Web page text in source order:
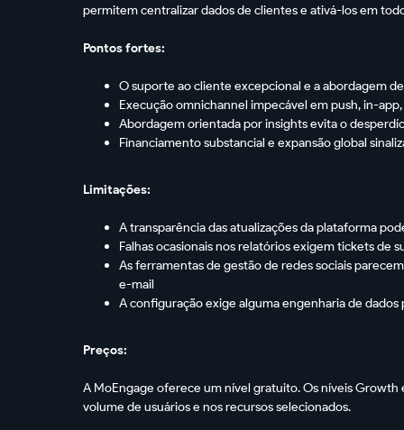
permitem centralizar dados de clientes e ativá-los em
Pontos fortes:
O suporte ao cliente excepcional e a abordagem
Execução omnichannel impecável em push, in-
Abordagem orientada por insights evita o
Financiamento substancial e expansão global
Limitações:
A transparência das atualizações da plataforma
Falhas ocasionais nos relatórios exigem tickets
As ferramentas de gestão de redes sociais
e-mail
A configuração exige alguma engenharia de dados
Preços:
A MoEngage oferece um nível gratuito. Os níveis
volume de usuários e nos recursos selecionados.